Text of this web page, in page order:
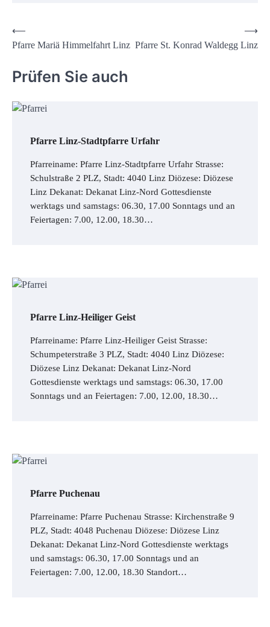
Beitrags-
Navigation
⟵
Pfarre Mariä Himmelfahrt Linz Pfarre St. Konrad Waldegg Linz
⟶
Prüfen Sie auch
Pfarre Linz-Stadtpfarre Urfahr
Pfarreiname: Pfarre Linz-Stadtpfarre Urfahr Strasse:
Schulstraße 2 PLZ, Stadt: 4040 Linz Diözese: Diözese
Linz Dekanat: Dekanat Linz-Nord Gottesdienste
werktags und samstags: 06.30, 17.00 Sonntags und an
Feiertagen: 7.00, 12.00, 18.30…
Pfarre Linz-Heiliger Geist
Pfarreiname: Pfarre Linz-Heiliger Geist Strasse:
Schumpeterstraße 3 PLZ, Stadt: 4040 Linz Diözese:
Diözese Linz Dekanat: Dekanat Linz-Nord
Gottesdienste werktags und samstags: 06.30, 17.00
Sonntags und an Feiertagen: 7.00, 12.00, 18.30…
Pfarre Puchenau
Pfarreiname: Pfarre Puchenau Strasse: Kirchenstraße 9
PLZ, Stadt: 4048 Puchenau Diözese: Diözese Linz
Dekanat: Dekanat Linz-Nord Gottesdienste werktags
und samstags: 06.30, 17.00 Sonntags und an
Feiertagen: 7.00, 12.00, 18.30 Standort…